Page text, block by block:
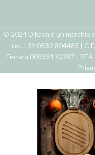
© 2024 Dikasa è un marchio
tel. +39 0532 804485 |
Ferrara 00339130387 |